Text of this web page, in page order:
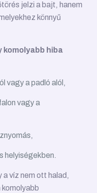
jelzi a bajt, hanem
könnyű
komolyabb hiba
vagy a padló alól,
vagy a
helyiségekben.
a víz nem ott halad,
komolyabb